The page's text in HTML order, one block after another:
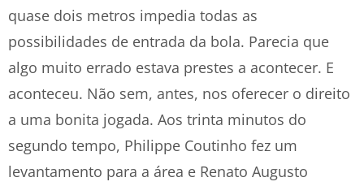
quase dois metros impedia todas as
possibilidades de entrada da bola. Parecia que
algo muito errado estava prestes a acontecer. E
aconteceu. Não sem, antes, nos oferecer o direito
a uma bonita jogada. Aos trinta minutos do
segundo tempo, Philippe Coutinho fez um
levantamento para a área e Renato Augusto